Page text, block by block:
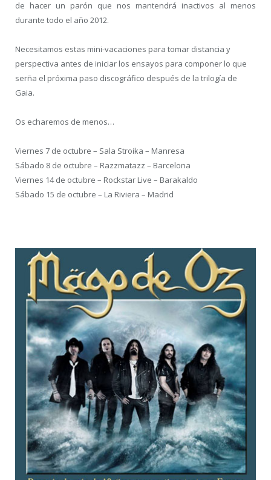
de hacer un parón que nos mantendrá inactivos al menos
durante todo el año 2012.
Necesitamos estas mini-vacaciones para tomar distancia y
perspectiva antes de iniciar los ensayos para componer lo que
serña el próxima paso discográfico después de la trilogía de
Gaia.
Os echaremos de menos…
Viernes 7 de octubre – Sala Stroika – Manresa
Sábado 8 de octubre – Razzmatazz – Barcelona
Viernes 14 de octubre – Rockstar Live – Barakaldo
Sábado 15 de octubre – La Riviera – Madrid